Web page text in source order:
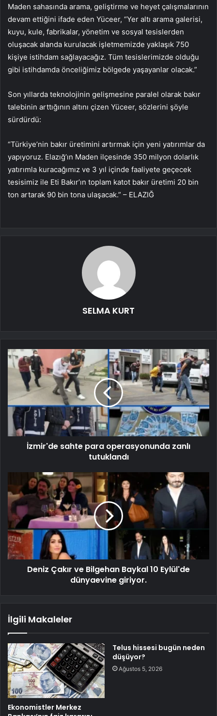
Maden sahasında arama, geliştirme ve heyet çalışmalarının
devam ettiğini ifade eden Yüceer, “Yer altı arama galerisi,
kuyu, kule, fabrikalar, yönetim ve sosyal tesislerden
oluşacak alanda kurulacak işletmemizde yaklaşık 750
kişiye istihdam sağlayacağız. Tüm tesislerimizde olduğu
gibi istihdamda önceliğimiz bölgede yaşayanlar olacak.”
Son yıllarda teknolojinin gelişmesine paralel olarak bakır
talebinin arttığının altını çizen Yüceer, sözlerini şöyle
sürdürdü:
“Türkiye’nin bakır üretimini artırmak için yeni yatırımlar da
yapıyoruz. Elazığ’ın Maden ilçesinde 350 milyon dolarlık
yatırımla kuracağımız ve 3 yıl içinde faaliyete geçecek
tesisimiz ile Eti Bakır’ın toplam katot bakır üretimi 20 bin
ton artarak 90 bin tona ulaşacak.” – ELAZIĞ
SELMA KURT
İzmir'de sahte para operasyonunda zanlı
tutuklandı
Deniz Çakır ve Bilgehan Baykal 10 Eylül'de
dünyaevine giriyor.
İlgili Makaleler
Ekonomistler Merkez
Telus hissesi bugün neden
düşüyor?
Ağustos 5, 2026